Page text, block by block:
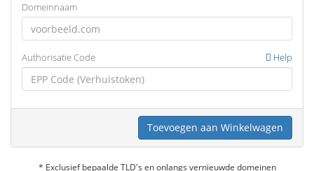
Domeinnaam
Authorisatie Code Help
Toevoegen aan Winkelwagen
* Exclusief bepaalde TLD's en onlangs vernieuwde domeinen